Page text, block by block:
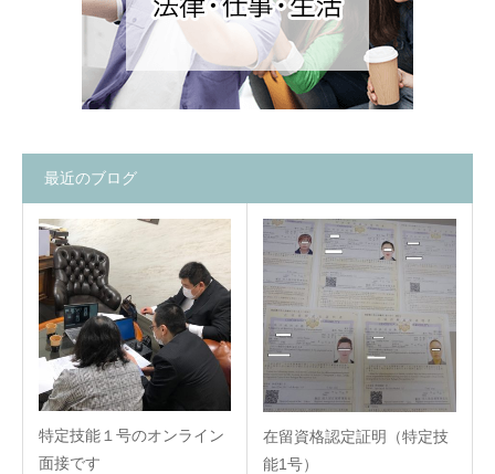
最近のブログ
特定技能１号のオンライン
面接です
在留資格認定証明（特定技
能1号）